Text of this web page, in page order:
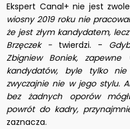
Ekspert Canal+ nie jest
wiosny 2019 roku nie
że jest złym kandydatem,
Brzęczek - twierdzi. -
Zbigniew Boniek, zapewne
kandydatów, byle tylko
zwyczajnie nie w jego stylu.
bez żadnych oporów
powrót do kadry,
zaznacza.